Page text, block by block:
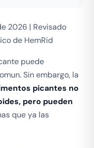
2026 | Revisado
de HemRid
puede
Sin embargo, la
picantes no
pero pueden
que ya las